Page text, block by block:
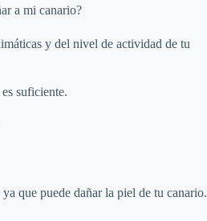
a mi canario?
y del nivel de actividad de tu
suficiente.
que puede dañar la piel de tu canario.